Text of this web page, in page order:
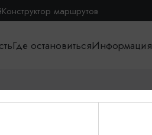
Конструктор маршрутов
Где остановитьсяИнформация